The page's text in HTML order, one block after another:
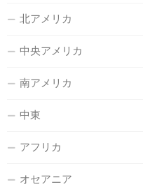
北アメリカ
中央アメリカ
南アメリカ
中東
アフリカ
オセアニア